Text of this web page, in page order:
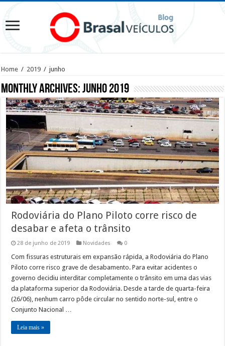
Home / 2019 / junho
Monthly Archives:junho 2019
Rodoviária do Plano Piloto corre risco de
desabar e afeta o trânsito
28 de junho de 2019 Novidades 0
Com fissuras estruturais em expansão rápida, a Rodoviária do Plano
Piloto corre risco grave de desabamento. Para evitar acidentes o
governo decidiu interditar completamente o trânsito em uma das vias
da plataforma superior da Rodoviária. Desde a tarde de quarta-feira
(26/06), nenhum carro pôde circular no sentido norte-sul, entre o
Conjunto Nacional …
Leia mais »